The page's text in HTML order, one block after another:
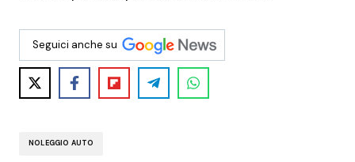
Seguici anche su
NOLEGGIO AUTO